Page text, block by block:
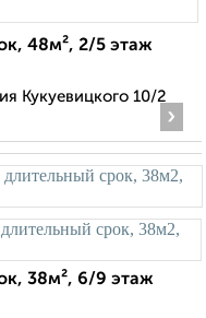
48м², 2/5 этаж
Кукуевицкого 10/2
›
38м², 6/9 этаж